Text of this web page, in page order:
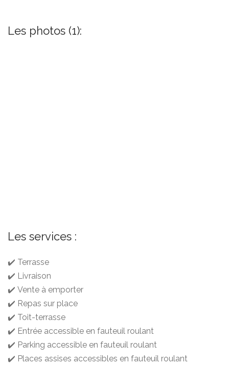
Les photos (1):
Les services :
✔️ Terrasse
✔️ Livraison
✔️ Vente à emporter
✔️ Repas sur place
✔️ Toit-terrasse
✔️ Entrée accessible en fauteuil roulant
✔️ Parking accessible en fauteuil roulant
✔️ Places assises accessibles en fauteuil roulant